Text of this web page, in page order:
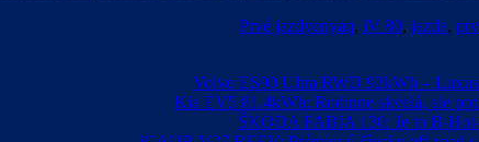
Prvé jazdyenyaq, iV 80, jazda,
Volvo ES90 Ultra RWD 92kWh –
Kia EV5 81.4kWh: Rodinne skvelá, ale
ŠKODA FABIA 130: Je to B-